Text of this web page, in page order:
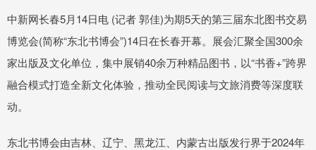
中新网长春5月14日电 (记者 郭佳)为期5天的第三届东北图书交易
博览会(简称“东北书博会”)14日在长春开幕。展会汇聚全国300余
家出版及文化单位，集中展销40余万种精品图书，以“书香+”跨界
融合模式打造全新文化体验，推动全民阅读与文旅消费等深度联
动。
东北书博会由吉林、辽宁、黑龙江、内蒙古出版发行界于2024年